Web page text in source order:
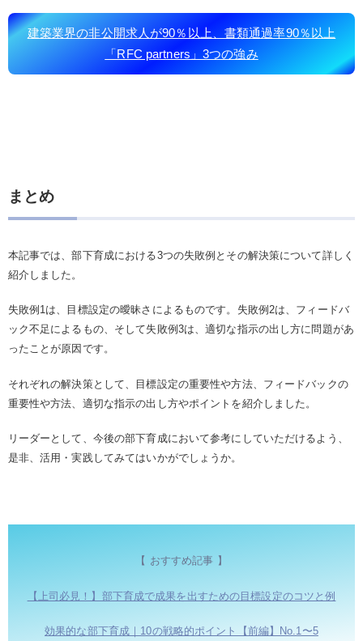
建築業界の非公開求人が90％以上、書類通過率90％以上
「RFC partners」3つの強み
まとめ
本記事では、部下育成における3つの失敗例とその解決策について詳しく
紹介しました。
失敗例1は、目標設定の曖昧さによるものです。失敗例2は、フィードバ
ック不足によるもの、そして失敗例3は、適切な指示の出し方に問題があ
ったことが原因です。
それぞれの解決策として、目標設定の重要性や方法、フィードバックの
重要性や方法、適切な指示の出し方やポイントを紹介しました。
リーダーとして、今後の部下育成において参考にしていただけるよう、
是非、活用・実践してみてはいかがでしょうか。
【 おすすめ記事 】
【上司必見！】部下育成で成果を出すための目標設定のコツと例
効果的な部下育成｜10の戦略的ポイント【前編】No.1〜5